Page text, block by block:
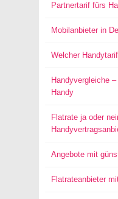
Partnertarif fürs
Mobilanbieter in
Welcher
Handyvergleiche
Handy
Flatrate ja oder
Angebote mit
Flatrateanbieter